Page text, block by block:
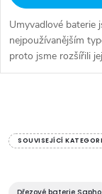
Umyvadlové baterie
nejpoužívanějším
proto jsme rozšířili
nabídku. Lze je
vSOUVISEJÍCÍ